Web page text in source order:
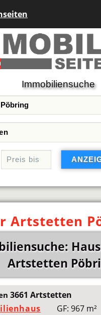
Immobiliensuche
Artstetten
Artstetten
3661 Artstetten
GF: 967 m²